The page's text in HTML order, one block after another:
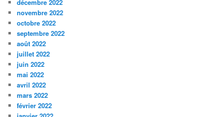
décembre 2022
novembre 2022
octobre 2022
septembre 2022
août 2022
juillet 2022
juin 2022
mai 2022
avril 2022
mars 2022
février 2022